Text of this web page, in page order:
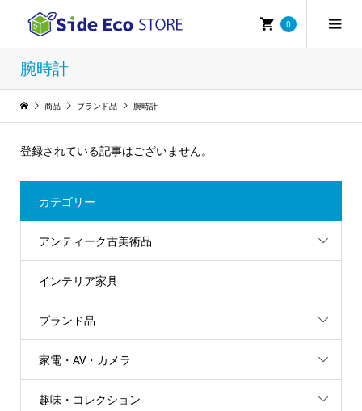
0
腕時計
商品 ブランド品 腕時計
登録されている記事はございません。
カテゴリー
アンティーク古美術品
インテリア家具
ブランド品
家電・AV・カメラ
趣味・コレクション